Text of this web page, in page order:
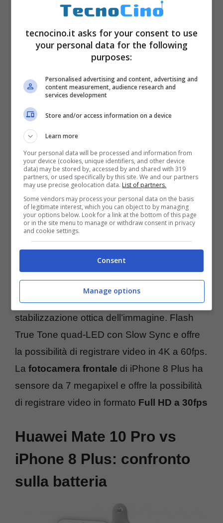
due sensori posteriori. Il primo da 20
megapixel, in bianco e nero, mentre il
secondo da 12 megapixel a colori. Entrambe
le fotocamere sono molto luminose grazie
all’apertura f/1.6. Non solo, lafotocamera da
12 megapixel offre la stabilizzazione ottica
e permette diregistrare video in 4K a 30
fps. Non mancano il flash dual LED e la
fotocamera anteriore da 8 megapixel con la
possibilità diregistrare video in Full HD a
30 fps.
iPhone 8 Plusè dotato didoppia
fotocamera posteriore
megapixel. Il primo sensore è un
grandangolo con apertura f/1.8, mentre il
secondo è quello del teleobiettivo con
apertura f/2.8. É presente il sistema di
stabilizzazione ottica dell’immagine. Flash
True Tone quad-LED con Slow Sync e offre
la possibilità di registrare video in 4K a 60fps.
La fotocamera frontale di iPhone 8 Plus ha
sensore da 7 megapixel e offre la possibilità
di registrare video in formato Full HD a 30fps
Huawei Mate 10 Pro vs
iPhone 8 Plus: confronto
sulla batteria
tecnocino.it asks for your consent to use
your personal data for the following
purposes:
Personalised advertising and content, advertising and
content measurement, audience research and
services development
Store and/or access information on a device
Learn more
Your personal data will be processed and information from
your device (cookies, unique identifiers, and other device
data) may be stored by, accessed by and shared with 319
partners, or used specifically by this site. We and our partners
may use precise geolocation data. List of partners.
Some vendors may process your personal data on the basis
of legitimate interest, which you can object to by managing
your options below. Look for a link at the bottom of this page
or in the site menu to manage or withdraw consent in privacy
and cookie settings.
Consent
Manage options